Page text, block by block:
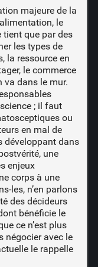
majeure de la
le
tient que par des
les types de
la ressource en
le commerce
dans le mur.
; il faut
ou
en mal de
développant dans
une
enjeux
corps à une
les, n’en parlons
des décideurs
bénéficie le
ce n’est plus
négocier avec le
le rappelle